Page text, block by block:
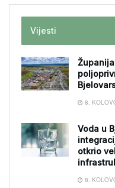
Vijesti
8.
Voda u
otkrio
8.